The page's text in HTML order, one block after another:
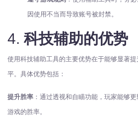
因使用不当而导致账号被封禁。
4. 科技辅助的优势
使用科技辅助工具的主要优势在于能够显著
平。具体优势包括：
提升胜率 ：通过透视和自瞄功能，玩家能够
游戏的胜率。